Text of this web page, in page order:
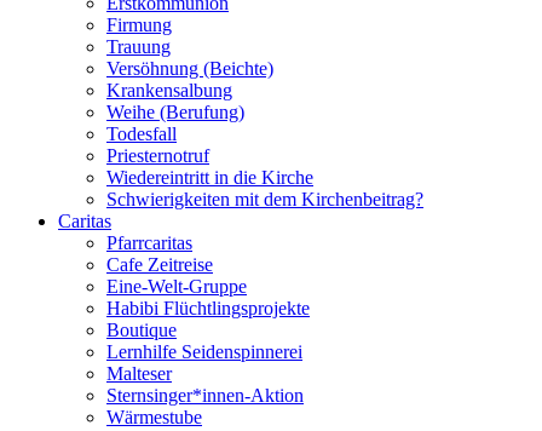
Firmung
Trauung
Versöhnung (Beichte)
Krankensalbung
Weihe (Berufung)
Todesfall
Priesternotruf
Wiedereintritt in die Kirche
Schwierigkeiten mit dem Kirchenbeitrag?
Caritas
Pfarrcaritas
Cafe Zeitreise
Eine-Welt-Gruppe
Habibi Flüchtlingsprojekte
Boutique
Lernhilfe Seidenspinnerei
Malteser
Sternsinger*innen-Aktion
Wärmestube